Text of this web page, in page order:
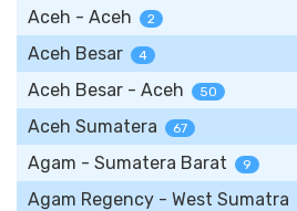
Aceh - Aceh 2
Aceh Besar 4
Aceh Besar - Aceh 50
Aceh Sumatera 67
Agam - Sumatera Barat 9
Agam Regency - West Sumatra